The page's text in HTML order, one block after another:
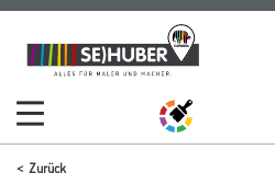
Zum
Inhalt
Zum
Navigationsmenü
Zurück